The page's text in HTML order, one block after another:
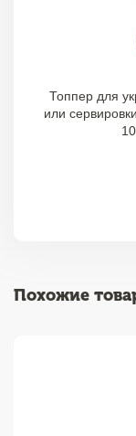
Топпер для
или
Похожие